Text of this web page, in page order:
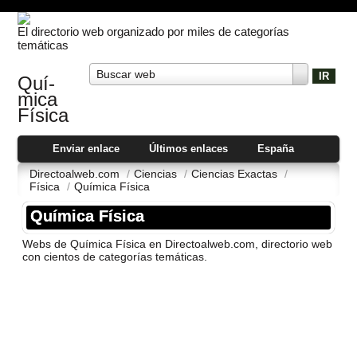
El directorio web organizado por miles de categorías
temáticas
Buscar web
Quí­
mica
Fí­sica
Enviar enlace Últimos enlaces España
Directoalweb.com / Ciencias / Ciencias Exactas /
Fí­sica
/ Quí­mica Fí­sica
Quí­mica Fí­sica
Webs de Quí­mica Fí­sica en Directoalweb.com, directorio web
con cientos de categorí­as temáticas.